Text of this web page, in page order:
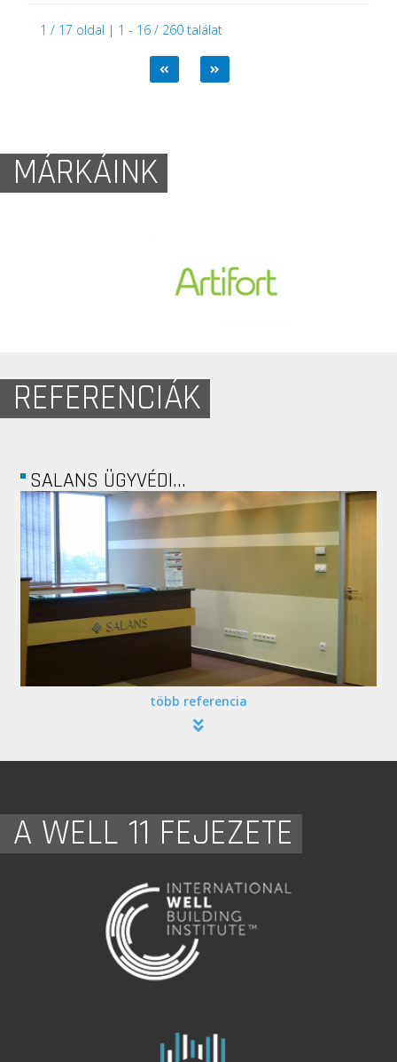
1 / 17 oldal | 1 - 16 / 260 találat
MÁRKÁINK
REFERENCIÁK
SALANS ÜGYVÉDI...
több referencia
A WELL 11 FEJEZETE